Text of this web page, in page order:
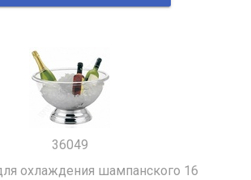
36049
охлаждения шампанского 16